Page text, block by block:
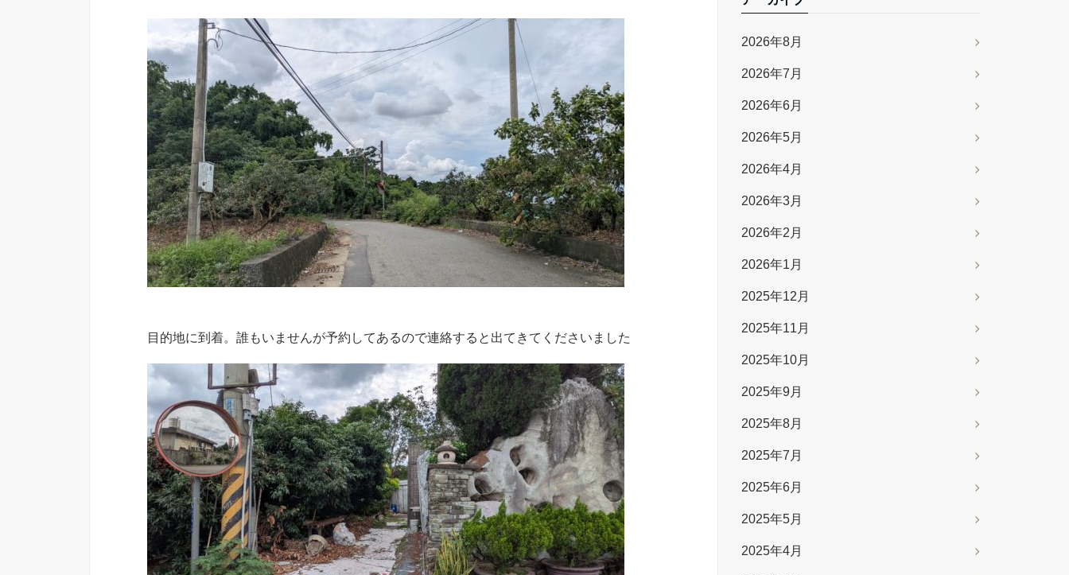
目的地に到着。誰もいませんが予約してあるので連絡すると出てきてくださいました
2026年8月
2026年7月
2026年6月
2026年5月
2026年4月
2026年3月
2026年2月
2026年1月
2025年12月
2025年11月
2025年10月
2025年9月
2025年8月
2025年7月
2025年6月
2025年5月
2025年4月